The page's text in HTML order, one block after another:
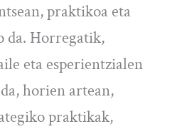
praktikoa eta
da. Horregatik,
eta esperientzialen
horien artean,
praktikak,